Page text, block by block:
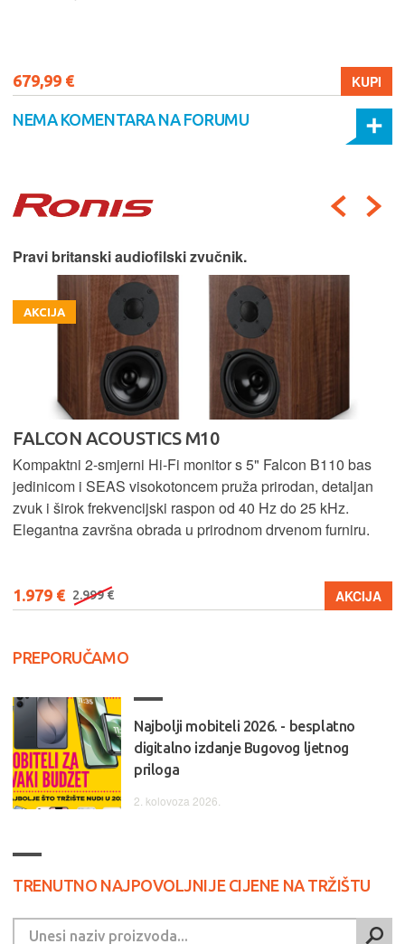
679,99 € KUPI
NEMA KOMENTARA NA FORUMU
Pravi britanski audiofilski zvučnik.
AKCIJA
FALCON ACOUSTICS M10
Kompaktni 2-smjerni Hi-Fi monitor s 5" Falcon B110 bas
jedinicom i SEAS visokotoncem pruža prirodan, detaljan
zvuk i širok frekvencijski raspon od 40 Hz do 25 kHz.
Elegantna završna obrada u prirodnom drvenom furniru.
1.979 € 2.999 € AKCIJA
PREPORUČAMO
Najbolji mobiteli 2026. - besplatno
digitalno izdanje Bugovog ljetnog
priloga
2. kolovoza 2026.
TRENUTNO NAJPOVOLJNIJE CIJENE NA TRŽIŠTU